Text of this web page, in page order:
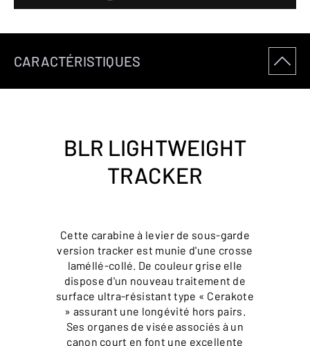
CARACTÉRISTIQUES
BLR LIGHTWEIGHT
TRACKER
Cette carabine à levier de sous-garde
version tracker est munie d'une crosse
laméllé-collé. De couleur grise elle
dispose d'un nouveau traitement de
surface ultra-résistant type « Cerakote
» assurant une longévité hors pairs.
Ses organes de visée associés à un
canon court en font une excellente